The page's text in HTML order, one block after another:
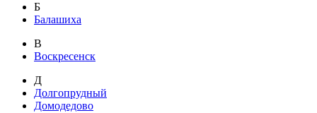
Б
Балашиха
В
Воскресенск
Д
Долгопрудный
Домодедово